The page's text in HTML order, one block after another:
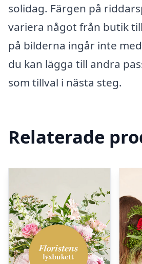
solidag. Färgen på
variera något från butik
på bilderna ingår inte
du kan lägga till andra
som tillval i nästa steg.
Relaterade